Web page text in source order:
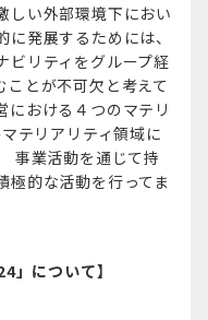
しい外部環境下におい
発展するためには、
ビリティをグループ経
とが不可欠と考えて
における４つのマテリ
テリアリティ領域に
事業活動を通じて持
極的な活動を行ってま
」について】